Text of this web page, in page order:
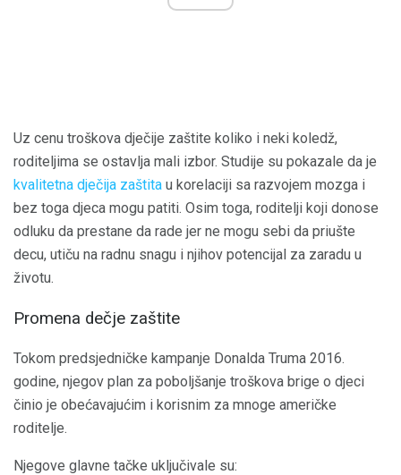
Uz cenu troškova dječije zaštite koliko i neki koledž,
roditeljima se ostavlja mali izbor. Studije su pokazale da je
kvalitetna dječija zaštita u korelaciji sa razvojem mozga i
bez toga djeca mogu patiti. Osim toga, roditelji koji donose
odluku da prestane da rade jer ne mogu sebi da priušte
decu, utiču na radnu snagu i njihov potencijal za zaradu u
životu.
Promena dečje zaštite
Tokom predsjedničke kampanje Donalda Truma 2016.
godine, njegov plan za poboljšanje troškova brige o djeci
činio je obećavajućim i korisnim za mnoge američke
roditelje.
Njegove glavne tačke uključivale su: